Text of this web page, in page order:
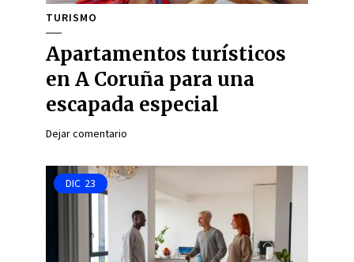
TURISMO
Apartamentos turísticos
en A Coruña para una
escapada especial
Dejar comentario
DIC 23